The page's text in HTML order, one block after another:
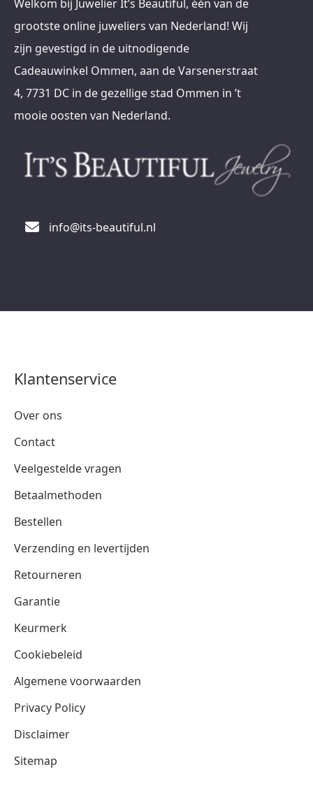
Welkom bij Juwelier It’s Beautiful, één van de
grootste online juweliers van Nederland! Wij
zijn gevestigd in de uitnodigende
Cadeauwinkel Ommen, aan de Varsenerstraat
4, 7731 DC in de gezellige stad Ommen in ’t
mooie oosten van Nederland.
info@its-beautiful.nl
Klantenservice
Over ons
Contact
Veelgestelde vragen
Betaalmethoden
Bestellen
Verzending en levertijden
Retourneren
Garantie
Keurmerk
Cookiebeleid
Algemene voorwaarden
Privacy Policy
Disclaimer
Sitemap